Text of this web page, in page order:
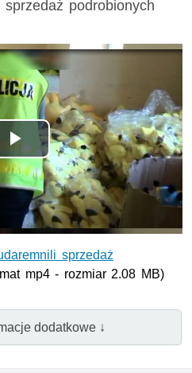
podrobionych
Odtwórz
wideo
sprzedaż
mp4 - rozmiar 2.08 MB)
dodatkowe ↓